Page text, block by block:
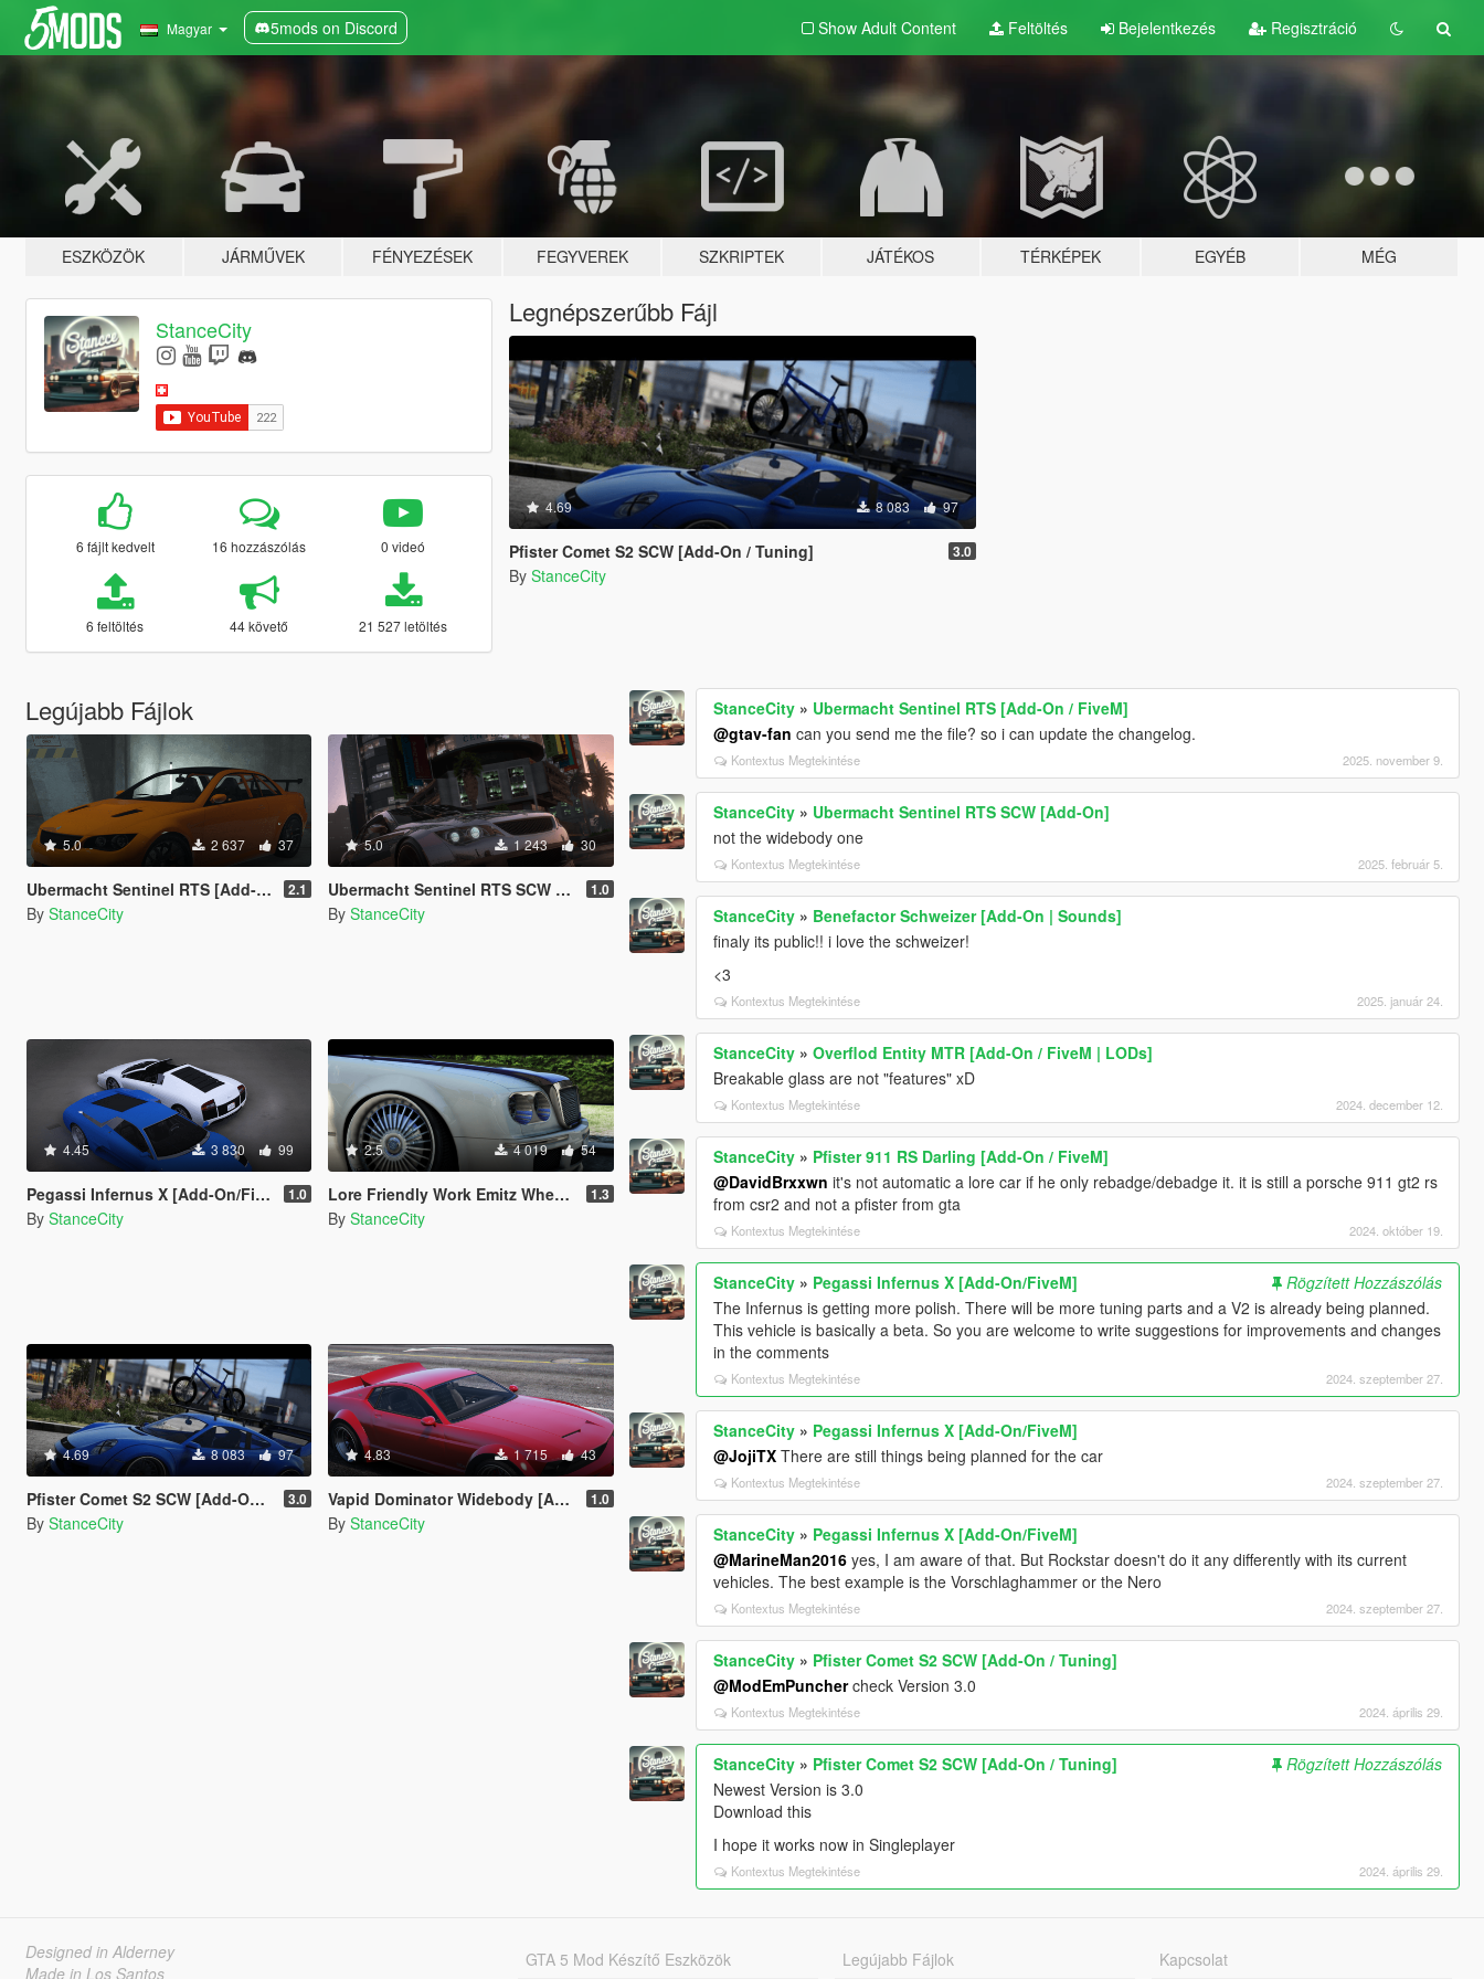
Magyar 5mods on Discord Show Adult Content Feltöltés Bejelentkezés Regisztráció
ESZKÖZÖK JÁRMŰVEK FÉNYEZÉSEK FEGYVEREK SZKRIPTEK JÁTÉKOS TÉRKÉPEK EGYÉB MÉG
StanceCity
6 fájlt kedvelt 16 hozzászólás 0 videó
6 feltöltés 44 követő 21 527 letöltés
Legnépszerűbb Fájl
4.69 8 083 97
Pfister Comet S2 SCW [Add-On / Tuning] 3.0
By StanceCity
Legújabb Fájlok
5.0 2 637 37
Ubermacht Sentinel RTS [Add-On / FiveM] 2.1
By StanceCity
5.0 1 243 30
Ubermacht Sentinel RTS SCW [Add-On] 1.0
By StanceCity
4.45 3 830 99
Pegassi Infernus X [Add-On/FiveM] 1.0
By StanceCity
2.5 4 019 54
Lore Friendly Work Emitz Wheel [Add-On / FiveM] 1.3
By StanceCity
4.69 8 083 97
Pfister Comet S2 SCW [Add-On / Tuning] 3.0
By StanceCity
4.83 1 715 43
Vapid Dominator Widebody [Add-On|FiveM] 1.0
By StanceCity
StanceCity » Ubermacht Sentinel RTS [Add-On / FiveM]
@gtav-fan can you send me the file? so i can update the changelog.
Kontextus Megtekintése 2025. november 9.
StanceCity » Ubermacht Sentinel RTS SCW [Add-On]
not the widebody one
Kontextus Megtekintése 2025. február 5.
StanceCity » Benefactor Schweizer [Add-On | Sounds]
finaly its public!! i love the schweizer!
<3
Kontextus Megtekintése 2025. január 24.
StanceCity »Overflod Entity MTR [Add-On / FiveM | LODs]
Breakable glass are not "features" xD
Kontextus Megtekintése 2024. december 12.
StanceCity » Pfister 911 RS Darling [Add-On / FiveM]
@DavidBrxxwn it's not automatic a lore car if he only rebadge/debadge it. it is still a porsche 911 gt2 rs
from csr2 and not a pfister from gta
Kontextus Megtekintése 2024. október 19.
StanceCity » Pegassi Infernus X [Add-On/FiveM]
Rögzített Hozzászólás
The Infernus is getting more polish. There will be more tuning parts and a V2 is already being planned.
This vehicle is basically a beta. So you are welcome to write suggestions for improvements and changes
in the comments
Kontextus Megtekintése 2024. szeptember 27.
StanceCity » Pegassi Infernus X [Add-On/FiveM]
@JojiTX There are still things being planned for the car
Kontextus Megtekintése 2024. szeptember 27.
StanceCity » Pegassi Infernus X [Add-On/FiveM]
@MarineMan2016 yes, I am aware of that. But Rockstar doesn't do it any differently with its current
vehicles. The best example is the Vorschlaghammer or the Nero
Kontextus Megtekintése 2024. szeptember 27.
StanceCity » Pfister Comet S2 SCW [Add-On / Tuning]
@ModEmPunchercheck Version 3.0
Kontextus Megtekintése 2024. április 29.
StanceCity » Pfister Comet S2 SCW [Add-On / Tuning]
Rögzített Hozzászólás
Newest Version is 3.0
Download this
I hope it works now in Singleplayer
Kontextus Megtekintése 2024. április 29.
Designed in Alderney
Made in Los Santos
GTA 5 Mod Készítő Eszközök Legújabb Fájlok Kapcsolat